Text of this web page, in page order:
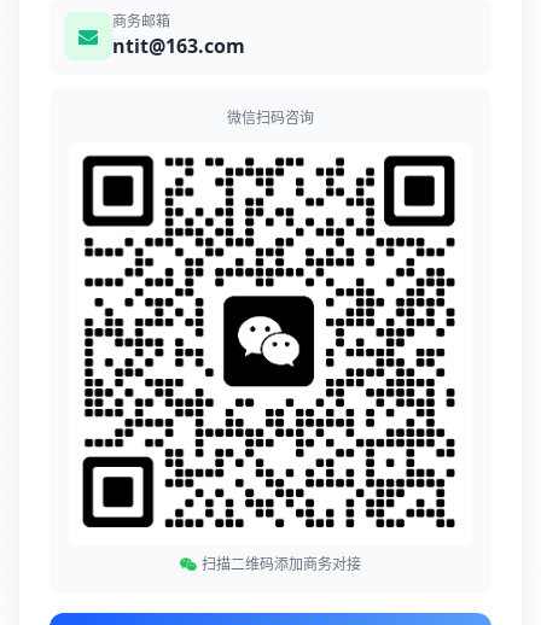
商务邮箱
ntit@163.com
微信扫码咨询
扫描二维码添加商务对接